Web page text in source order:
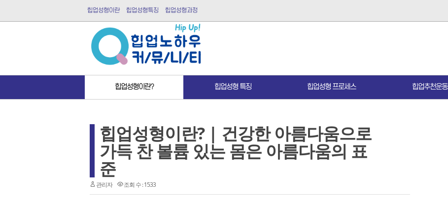
힙업성형이란 힙업성형특징 힙업성형과정
힙업성형이란? 힙업성형 특징 힙업성형 프로세스 힙업추천운동
힙업성형이란? | 건강한 아름다움으로
가득 찬 볼륨 있는 몸은 아름다움의 표
준
관리자 조회 수 : 1533